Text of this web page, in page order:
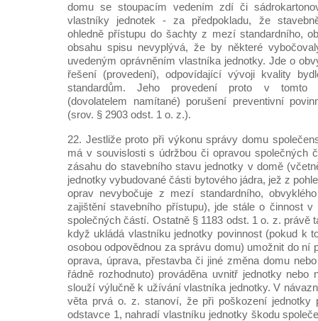
domu se stoupacím vedením zdí či
vlastníky jednotek - za předpokladu, že
ohledně přístupu do šachty z mezí standardního,
obsahu spisu nevyplývá, že by některé
uvedeným oprávněním vlastníka jednotky. Jde o
řešení (provedení), odpovídající vývoji kvality
standardům. Jeho provedení proto v tomto
(dovolatelem namítané) porušení preventivní
(srov. § 2903 odst. 1 o. z.).
22. Jestliže proto při výkonu správy domu
má v souvislosti s údržbou či opravou společných
zásahu do stavebního stavu jednotky v domě
jednotky vybudované části bytového jádra, jež z
oprav nevybočuje z mezí standardního,
zajištění stavebního přístupu), jde stále o činnost
společných částí. Ostatně § 1183 odst. 1 o. z. právě
když ukládá vlastníku jednotky povinnost (pokud k
osobou odpovědnou za správu domu) umožnit do ní
oprava, úprava, přestavba či jiné změna domu
řádně rozhodnuto) prováděna uvnitř jednotky nebo
slouží výlučně k užívání vlastníka jednotky. V
věta prvá o. z. stanoví, že při poškození jednotky
odstavce 1, nahradí vlastníku jednotky škodu